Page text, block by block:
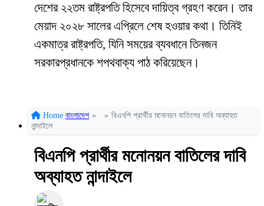
দেশের ২২তম রাষ্ট্রপতি হিসেবে দায়িত্ব গ্রহণ করেন। তার
মেয়াদ ২০২৮ সালের এপ্রিলে শেষ হওয়ার কথা। তিনিই
একমাত্র রাষ্ট্রপতি, যিনি সময়ের ব্যবধানে তিনজন
সরকারপ্রধানকে শপথবাক্য পাঠ করিয়েছেন।
Home বাংলাদেশ » » বিএনপি প্রার্থীর মনোনয়ন বাতিলের দাবি অব্যাহত
নান্দাইলে
বিএনপি প্রার্থীর মনোনয়ন বাতিলের দাবি
অব্যাহত নান্দাইলে